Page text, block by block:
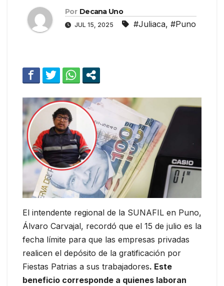
Por Decana Uno
JUL 15, 2025 #Juliaca, #Puno
El intendente regional de la SUNAFIL en Puno,
Álvaro Carvajal, recordó que el 15 de julio es la
fecha límite para que las empresas privadas
realicen el depósito de la gratificación por
Fiestas Patrias a sus trabajadores. Este
beneficio corresponde a quienes laboran